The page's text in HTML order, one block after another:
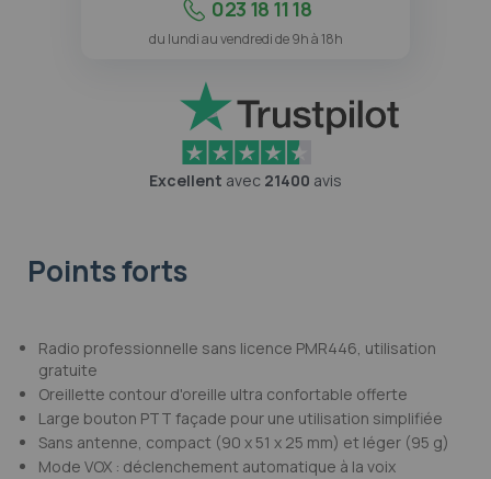
023 18 11 18
du lundi au vendredi de 9h à 18h
Excellent avec 21400 avis
Points forts
Radio professionnelle sans licence PMR446, utilisation
gratuite
Oreillette contour d'oreille ultra confortable offerte
Large bouton PTT façade pour une utilisation simplifiée
Sans antenne, compact (90 x 51 x 25 mm) et léger (95 g)
Mode VOX : déclenchement automatique à la voix